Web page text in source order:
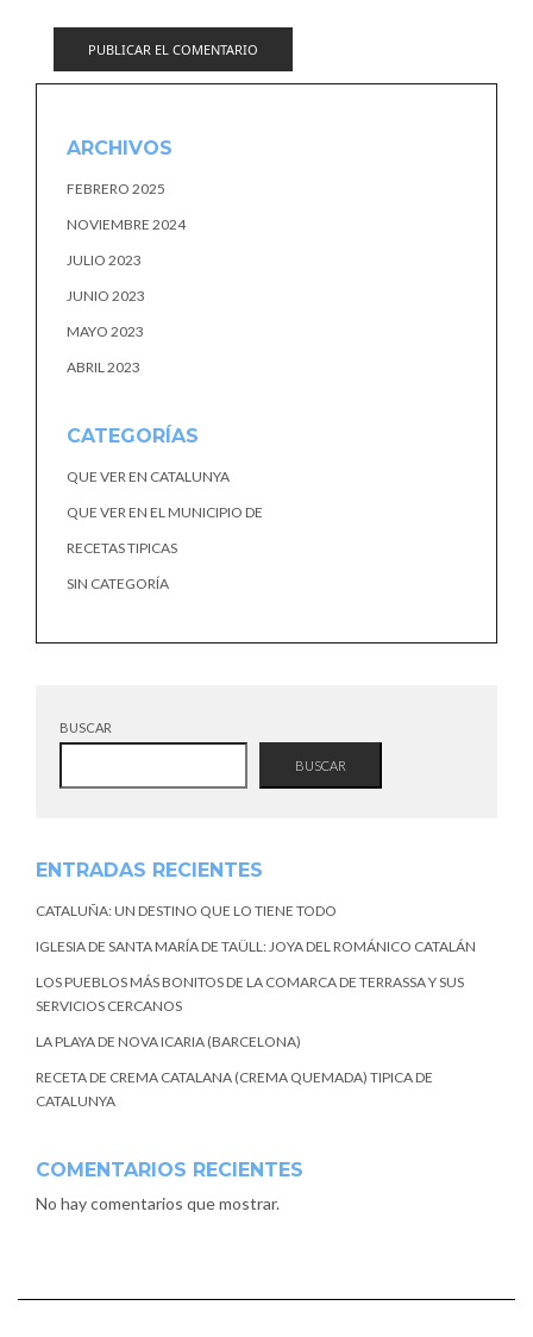
ARCHIVOS
FEBRERO 2025
NOVIEMBRE 2024
JULIO 2023
JUNIO 2023
MAYO 2023
ABRIL 2023
CATEGORÍAS
QUE VER EN CATALUNYA
QUE VER EN EL MUNICIPIO DE
RECETAS TIPICAS
SIN CATEGORÍA
BUSCAR
BUSCAR
ENTRADAS RECIENTES
CATALUÑA: UN DESTINO QUE LO TIENE TODO
IGLESIA DE SANTA MARÍA DE TAÜLL: JOYA DEL ROMÁNICO CATALÁN
LOS PUEBLOS MÁS BONITOS DE LA COMARCA DE TERRASSA Y SUS
SERVICIOS CERCANOS
LA PLAYA DE NOVA ICARIA (BARCELONA)
RECETA DE CREMA CATALANA (CREMA QUEMADA) TIPICA DE
CATALUNYA
COMENTARIOS RECIENTES
No hay comentarios que mostrar.